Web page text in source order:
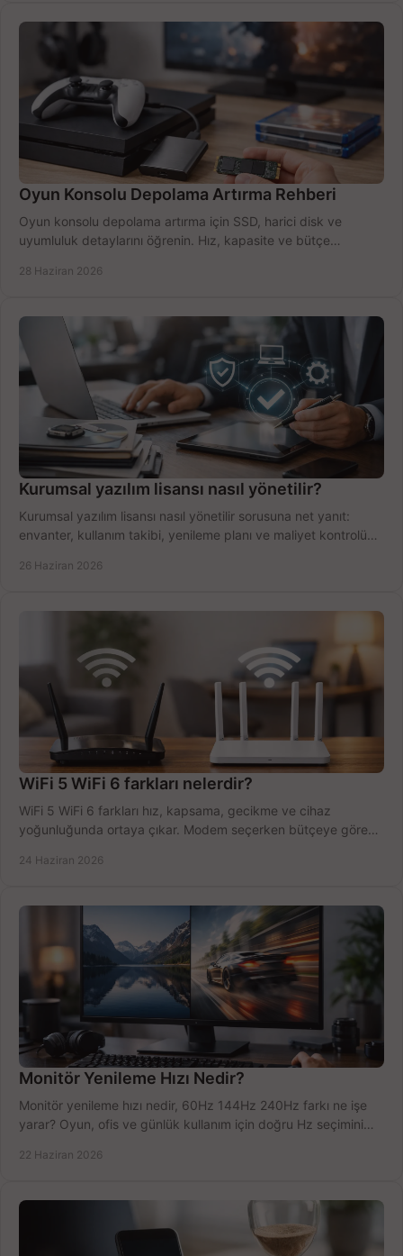
Oyun Konsolu Depolama Artırma Rehberi
Oyun konsolu depolama artırma için SSD, harici disk ve
uyumluluk detaylarını öğrenin. Hız, kapasite ve bütçe
28 Haziran 2026
Kurumsal yazılım lisansı nasıl yönetilir?
Kurumsal yazılım lisansı nasıl yönetilir sorusuna net yanıt:
envanter, kullanım takibi, yenileme planı ve maliyet kontrolü
26 Haziran 2026
WiFi 5 WiFi 6 farkları nelerdir?
WiFi 5 WiFi 6 farkları hız, kapsama, gecikme ve cihaz
yoğunluğunda ortaya çıkar. Modem seçerken bütçeye göre
24 Haziran 2026
Monitör Yenileme Hızı Nedir?
Monitör yenileme hızı nedir, 60Hz 144Hz 240Hz farkı ne işe
yarar? Oyun, ofis ve günlük kullanım için doğru Hz seçimini
22 Haziran 2026